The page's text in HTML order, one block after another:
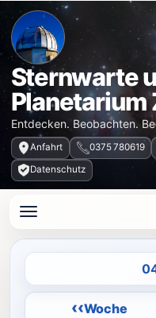
Sternwarte
Planetarium
Entdecken. Beobachten.
Anfahrt 0375 780619
Datenschutz
‹‹Woche
Datum auswählen